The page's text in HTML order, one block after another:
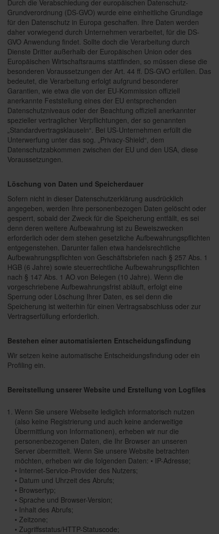
Durch die Verabschiedung der europäischen Datenschutz-
Grundverordnung (DS-GVO) wurde eine einheitliche Grundlage
für den Datenschutz in Europa geschaffen. Ihre Daten werden
daher vorwiegend durch Unternehmen verarbeitet, für die DS-
GVO Anwendung findet. Sollte doch die Verarbeitung durch
Dienste Dritter außerhalb der Europäischen Union oder des
Europäischen Wirtschaftsraums stattfinden, so müssen diese die
besonderen Voraussetzungen der Art. 44 ff. DS-GVO erfüllen. Das
bedeutet, die Verarbeitung erfolgt aufgrund besonderer
Garantien, wie etwa die von der EU-Kommission offiziell
anerkannte Feststellung eines der EU entsprechenden
Datenschutzniveaus oder der Beachtung offiziell anerkannter
spezieller vertraglicher Verpflichtungen, der so genannten
„Standardvertragsklauseln“. Bei US-Unternehmen erfüllt die
Unterwerfung unter das sog. „Privacy-Shield“, dem
Datenschutzabkommen zwischen der EU und den USA, diese
Voraussetzungen.
Löschung von Daten und Speicherdauer
Sofern nicht in dieser Datenschutzerklärung ausdrücklich
angegeben, werden Ihre personenbezogen Daten gelöscht oder
gesperrt, sobald der Zweck für die Speicherung entfällt, es sei
denn deren weitere Aufbewahrung ist zu Beweiszwecken
erforderlich oder dem stehen gesetzliche Aufbewahrungspflichten
entgegenstehen. Darunter fallen etwa handelsrechtliche
Aufbewahrungspflichten von Geschäftsbriefen nach § 257 Abs. 1
HGB (6 Jahre) sowie steuerrechtliche Aufbewahrungspflichten
nach § 147 Abs. 1 AO von Belegen (10 Jahre). Wenn die
vorgeschriebene Aufbewahrungsfrist abläuft, erfolgt eine
Sperrung oder Löschung Ihrer Daten, es sei denn die
Speicherung ist weiterhin für einen Vertragsabschluss oder zur
Vertragserfüllung erforderlich.
Bestehen einer automatisierten Entscheidungsfindung
Wir setzen keine automatische Entscheidungsfindung oder ein
Profiling ein.
Bereitstellung unserer Website und Erstellung von Logfiles
Wenn Sie unsere Webseite lediglich informatorisch nutzen
(also keine Registrierung und auch keine anderweitige
Übermittlung von Informationen), erheben wir nur die
personenbezogenen Daten, die Ihr Browser an unseren
Server übermittelt. Wenn Sie unsere Website betrachten
möchten, erheben wir die folgenden Daten: • IP-Adresse;
• Internet-Service-Provider des Nutzers;
• Datum und Uhrzeit des Abrufs;
• Browsertyp;
• Sprache und Browser-Version;
• Inhalt des Abrufs;
• Zeitzone;
• Zugriffsstatus/HTTP-Statuscode;